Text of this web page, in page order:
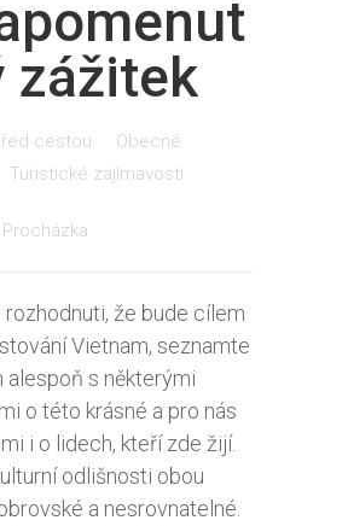
zážitek
cestou
Obecné
Turistické zajímavosti
rozhodnuti, že bude cílem
Vietnam, seznamte
alespoň s některými
o této krásné a pro nás
i o lidech, kteří zde žijí.
odlišnosti obou
a nesrovnatelné.